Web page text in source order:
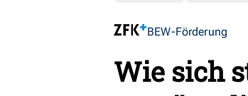
BEW-Förderung
Wie sich